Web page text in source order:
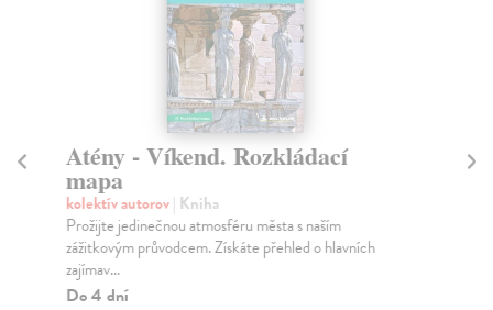
Atény - Víkend. Rozkládací
mapa
kolektív autorov| Kniha
Prožijte jedinečnou atmosféru města s naším
zážitkovým průvodcem. Získáte přehled o hlavních
zajímav...
Do 4 dní